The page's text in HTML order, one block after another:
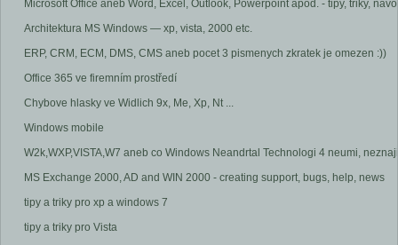
Microsoft Office aneb Word, Excel, Outlook, Powerpoint apod. - tipy, triky,
Architektura MS Windows — xp, vista, 2000 etc.
ERP, CRM, ECM, DMS, CMS aneb pocet 3 pismenych zkratek je omezen :))
Office 365 ve firemním prostředí
Chybove hlasky ve Widlich 9x, Me, Xp, Nt ...
Windows mobile
W2k,WXP,VISTA,W7 aneb co Windows Neandrtal Technologi 4 neumi,
MS Exchange 2000, AD and WIN 2000 - creating support, bugs, help, news
tipy a triky pro xp a windows 7
tipy a triky pro Vista